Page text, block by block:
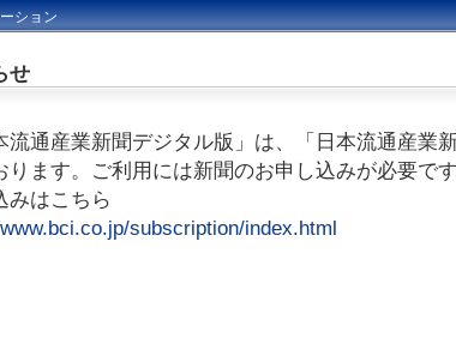
ション
せ
流通産業新聞デジタル版」は、「日本流通産業
ります。ご利用には新聞のお申し込みが必要です
みはこちら
subscription/index.html